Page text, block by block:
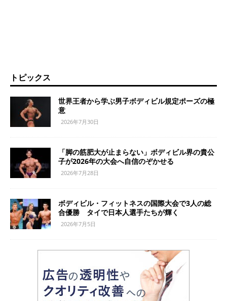
トピックス
世界王者から学ぶ男子ボディビル規定ポーズの極
意
2026年7月30日
「脚の筋肥大が止まらない」ボディビル界の貴公
子が2026年の大会へ自信のぞかせる
2026年7月28日
ボディビル・フィットネスの国際大会で3人の総
合優勝 タイで日本人選手たちが輝く
2026年7月5日